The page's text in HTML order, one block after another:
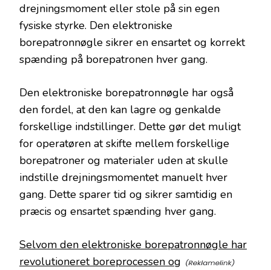
drejningsmoment eller stole på sin egen
fysiske styrke. Den elektroniske
borepatronnøgle sikrer en ensartet og korrekt
spænding på borepatronen hver gang.
Den elektroniske borepatronnøgle har også
den fordel, at den kan lagre og genkalde
forskellige indstillinger. Dette gør det muligt
for operatøren at skifte mellem forskellige
borepatroner og materialer uden at skulle
indstille drejningsmomentet manuelt hver
gang. Dette sparer tid og sikrer samtidig en
præcis og ensartet spænding hver gang.
Selvom den elektroniske borepatronnøgle har
revolutioneret boreprocessen og